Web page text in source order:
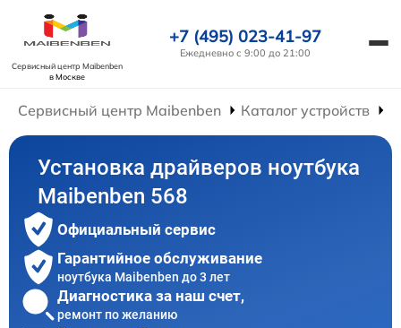
Сервисный центр Maibenben
в Москве
+7 (495) 023-41-97
Ежедневно с 9:00 до 21:00
Сервисный центр Maibenben Каталог устройств
Установка драйверов ноутбука
Maibenben 568
Официальный сервис
Гарантийное обслуживание
ноутбука Maibenben до 3 лет
Диагностика за наш счет,
ремонт по желанию